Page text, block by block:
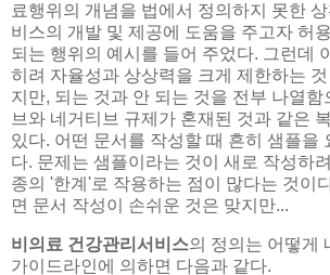
료행위의 개념을 법에서 정의하지 못한
비스의 개발 및 제공에 도움을 주고자 허
되는 행위의 예시를 들어 주었다. 그런데
히려 자율성과 상상력을 크게 제한하는 것
지만, 되는 것과 안 되는 것을 전부 나열함
브와 네거티브 규제가 혼재된 것과 같은
있다. 어떤 문서를 작성할 때 흔히 샘플을
다. 문제는 샘플이라는 것이 새로 작성하
종의 '한계'로 작용하는 점이 많다는 것이
면 문서 작성이 손쉬운 것은 맞지만...
비의료 건강관리서비스의 정의는 어떻게
가이드라인에 의하면 다음과 같다.